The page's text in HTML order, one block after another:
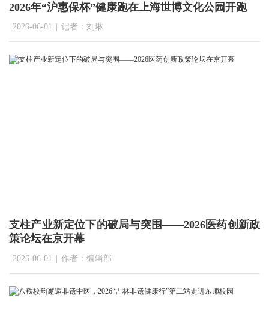
2026年“沪惠保杯”健康跑在上海世博文化公园开跑
2026-06-01 | 记者：刘琳
支柱产业新定位下的破局与突围——2026医药创新政
策论坛在京开幕
2026-06-01 | 作者：编辑部